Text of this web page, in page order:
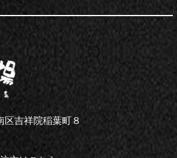
区吉祥院稲葉町８